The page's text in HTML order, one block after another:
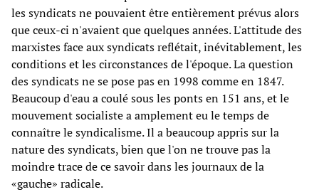
les syndicats ne pouvaient être entièrement prévus alors
que ceux-ci n'avaient que quelques années. L'attitude des
marxistes face aux syndicats reflétait, inévitablement, les
conditions et les circonstances de l'époque. La question
des syndicats ne se pose pas en 1998 comme en 1847.
Beaucoup d'eau a coulé sous les ponts en 151 ans, et le
mouvement socialiste a amplement eu le temps de
connaître le syndicalisme. Il a beaucoup appris sur la
nature des syndicats, bien que l'on ne trouve pas la
moindre trace de ce savoir dans les journaux de la
«gauche» radicale.